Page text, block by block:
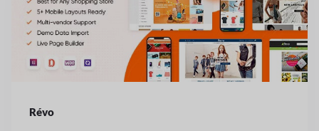
Révo